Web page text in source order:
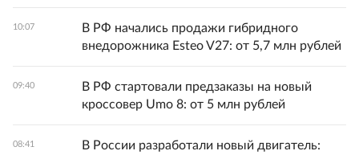
10:07
В РФ начались продажи гибридного
внедорожника Esteo V27: от 5,7 млн рублей
09:40
В РФ стартовали предзаказы на новый
кроссовер Umo 8: от 5 млн рублей
08:41
В России разработали новый двигатель: